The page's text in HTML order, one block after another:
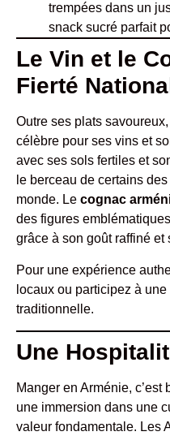
trempées dans un
snack sucré parfait
Le Vin et le
Fierté
Outre ses plats
célèbre pour ses vins et
avec ses sols fertiles et
le berceau de certains
monde. Le cognac
des figures
grâce à son goût raffiné
Pour une expérience
locaux ou participez à
traditionnelle.
Une
Manger en Arménie, c’est
une immersion dans une
valeur fondamentale. Les